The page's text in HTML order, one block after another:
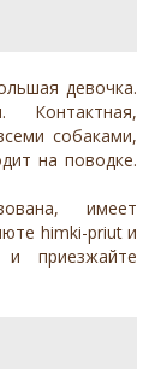
девочка.
Контактная,
собаками,
на поводке.
имеет
himki-priut и
приезжайте